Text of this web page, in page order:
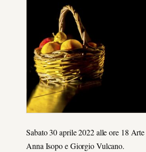
Sabato 30 aprile 2022 alle ore 18
Anna Isopo e Giorgio Vulcano.